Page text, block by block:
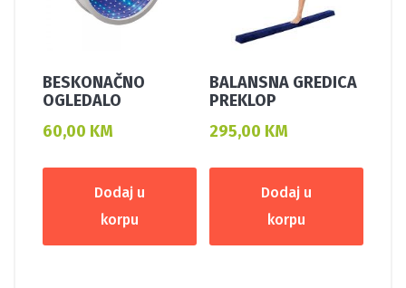
BESKONAČNO
OGLEDALO
60,00 KM
Dodaj u
korpu
BALANSNA GREDICA
PREKLOP
295,00 KM
Dodaj u
korpu